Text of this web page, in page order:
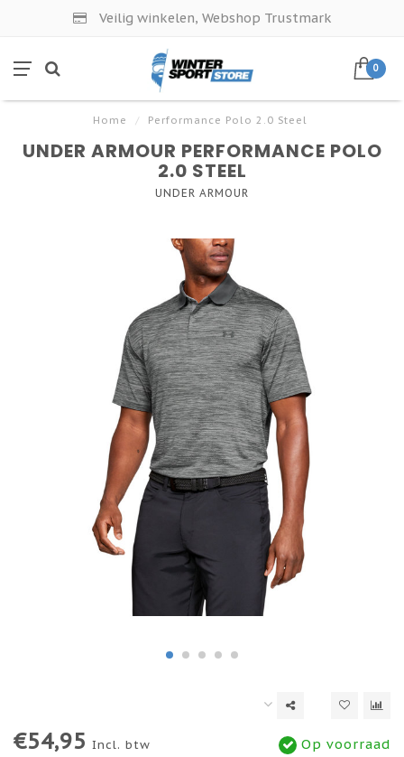
Veilig winkelen, Webshop Trustmark
0
Home / Performance Polo 2.0 Steel
UNDER ARMOUR PERFORMANCE POLO
2.0 STEEL
UNDER ARMOUR
€54,95 Incl. btw Op voorraad